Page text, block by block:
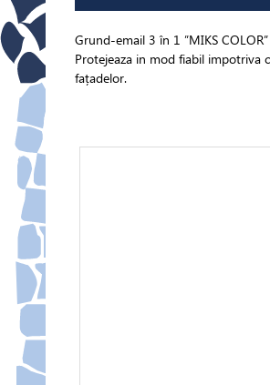
Grund-email 3 în 1 ”MIKS
Protejeaza in mod fiabil
fațadelor.